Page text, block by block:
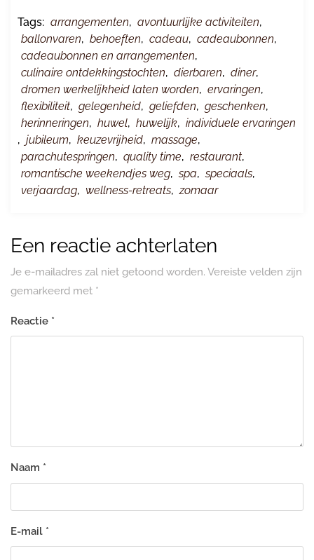
Tags: arrangementen, avontuurlijke activiteiten,
ballonvaren, behoeften, cadeau, cadeaubonnen,
cadeaubonnen en arrangementen,
culinaire ontdekkingstochten, dierbaren, diner,
dromen werkelijkheid laten worden, ervaringen,
flexibiliteit, gelegenheid, geliefden, geschenken,
herinneringen, huwel, huwelijk, individuele ervaringen
, jubileum, keuzevrijheid, massage,
parachutespringen, quality time, restaurant,
romantische weekendjes weg, spa, speciaals,
verjaardag, wellness-retreats, zomaar
Een reactie achterlaten
Je e-mailadres zal niet getoond worden. Vereiste velden zijn
gemarkeerd met *
Reactie *
Naam *
E-mail *